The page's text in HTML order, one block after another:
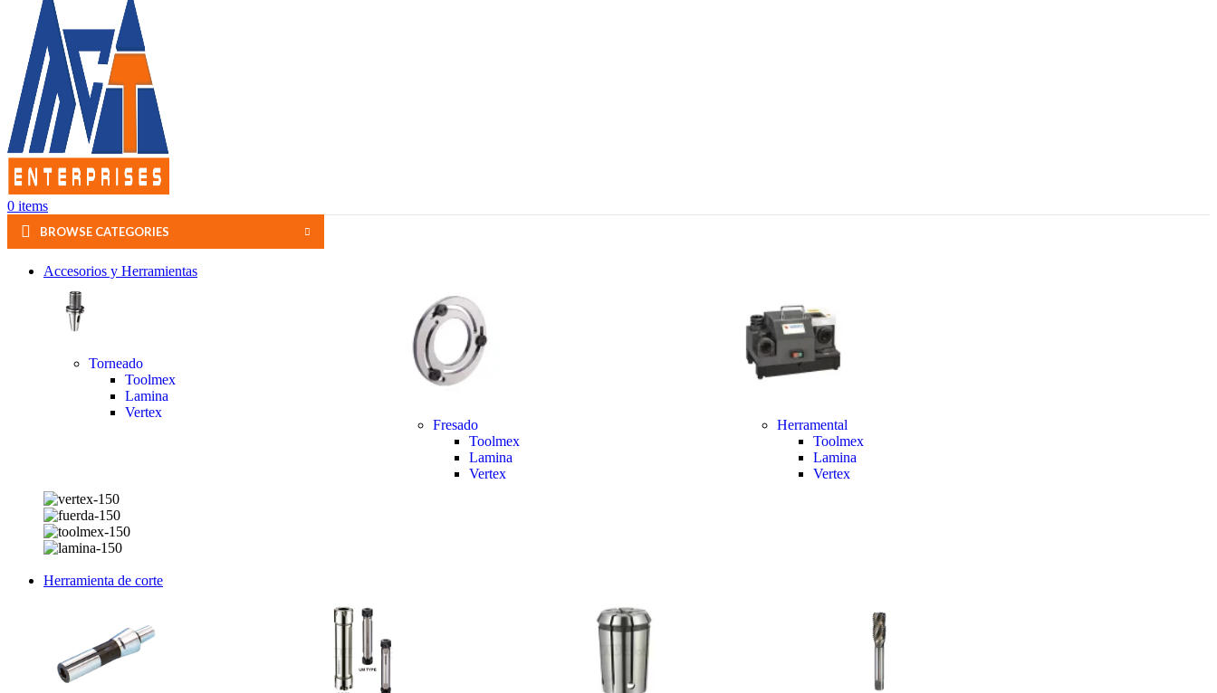
0 items
BROWSE CATEGORIES
Accesorios y Herramientas
Torneado
Toolmex
Lamina
Vertex
Fresado
Toolmex
Lamina
Vertex
Herramental
Toolmex
Lamina
Vertex
Herramienta de corte